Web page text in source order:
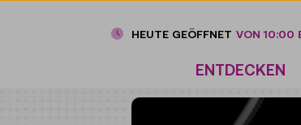
ENTDECKEN
HEUTE GEÖFFNET VON 10:00